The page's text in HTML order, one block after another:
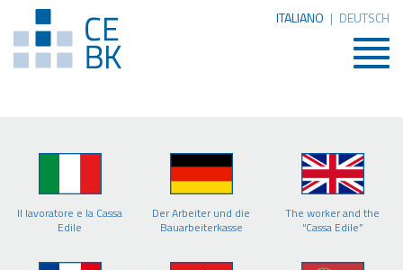
ITALIANO | DEUTSCH
Il lavoratore e la Cassa
Edile
Der Arbeiter und die
Bauarbeiterkasse
The worker and the
“Cassa Edile”